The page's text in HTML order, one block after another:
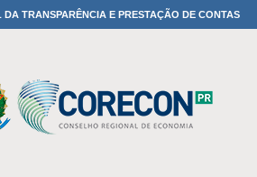
DA TRANSPARÊNCIA E PRESTAÇÃO DE CONTAS